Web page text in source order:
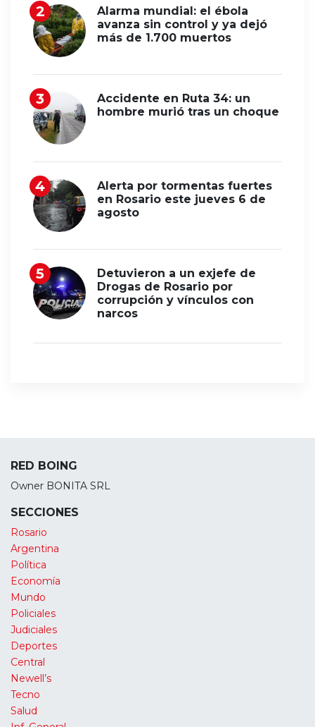
Alarma mundial: el ébola
avanza sin control y ya dejó
más de 1.700 muertos
Accidente en Ruta 34: un
hombre murió tras un choque
Alerta por tormentas fuertes
en Rosario este jueves 6 de
agosto
Detuvieron a un exjefe de
Drogas de Rosario por
corrupción y vínculos con
narcos
RED BOING
Owner BONITA SRL
SECCIONES
Rosario
Argentina
Política
Economía
Mundo
Policiales
Judiciales
Deportes
Central
Newell’s
Tecno
Salud